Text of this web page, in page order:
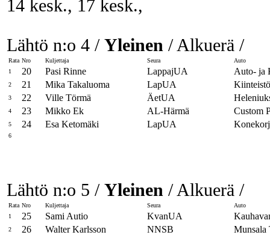
14 kesk., 17 kesk.,
Lähtö n:o 4 / Yleinen / Alkuerä /
Rata Nro Kuljettaja Seura
Auto
1
20 Pasi Rinne LappajUA Auto- ja
2 21 Mika Takaluoma LapUA
3 22 Ville Törmä ÄetUA
4 23 Mikko Ek AL-Härmä Custom
5 24 Esa Ketomäki LapUA
6
Lähtö n:o 5 / Yleinen / Alkuerä /
Rata Nro Kuljettaja Seura
Auto
1
25 Sami Autio KvanUA
2 26 Walter Karlsson NNSB Munsala